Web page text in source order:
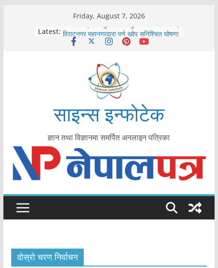
Friday, August 7, 2026
Latest:
कोरोना संक्रमण पुष्टिपछि दार्चुलाका सीमामा कडाइ
विराटनगर महानगरद्वारा पूर्ण खोप सुनिश्चित घोषणा
तयारी
आयुर्वेद चिकित्सा प्रणालीको भूमिका महत्वपूर्ण छ :
मुख्यमन्त्री शाह
काभ्रेपलाञ्चोकमा आयुर्वेद स्वास्थ्योपचारतर्फ
साइन्स इन्फोटेक
ज्ञान तथा विज्ञानमा समर्पित अनलाइन पत्रिका
दोस्रो चरण निर्वाचन